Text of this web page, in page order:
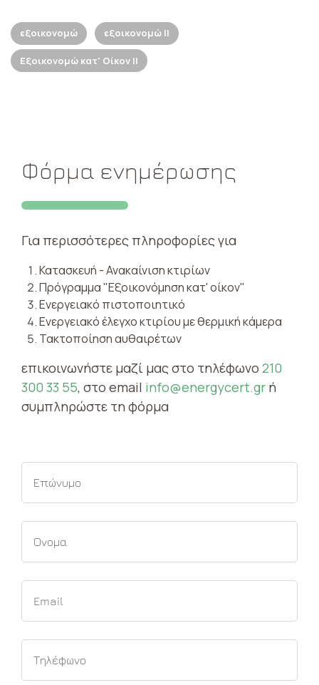
εξοικονομώ εξοικονομώ ΙΙ
Εξοικονομώ κατ' Οίκον ΙΙ
Φόρμα ενημέρωσης
Για περισσότερες πληροφορίες για
Κατασκευή - Ανακαίνιση κτιρίων
Πρόγραμμα "Εξοικονόμηση κατ' οίκον"
Ενεργειακό πιστοποιητικό
Ενεργειακό έλεγχο κτιρίου με θερμική κάμερα
Τακτοποίηση αυθαιρέτων
επικοινωνήστε μαζί μας στο τηλέφωνο 210
300 33 55, στο email info@energycert.gr ή
συμπληρώστε τη φόρμα